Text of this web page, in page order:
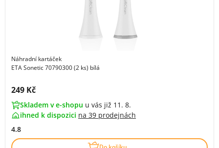
Náhradní kartáček
ETA Sonetic 70790300 (2 ks) bílá
Cena s DPH:
249 Kč
Skladem v e-shopu u vás již 11. 8.
ihned k dispozici na 39 prodejnách
4.8